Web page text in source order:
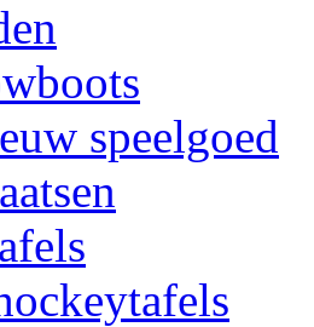
speelgoed